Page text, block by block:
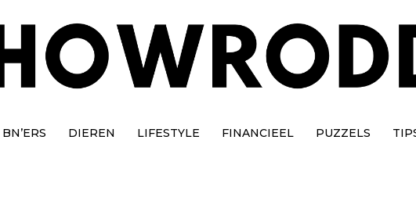
BN’ERS DIEREN LIFESTYLE FINANCIEEL PUZZELS